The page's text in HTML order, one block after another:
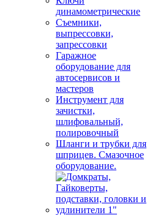
динамометрические
Съемники,
выпрессовки,
запрессовки
Гаражное
оборудование для
автосервисов и
мастеров
Инструмент для
зачистки,
шлифовальный,
полировочный
Шланги и трубки для
шприцев. Смазочное
оборудование.